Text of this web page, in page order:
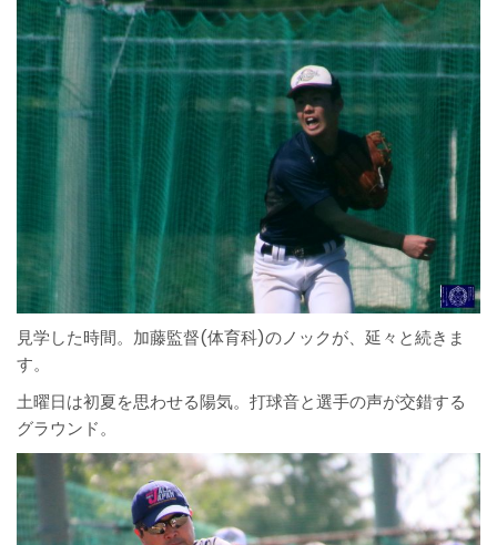
見学した時間。加藤監督(体育科)のノックが、延々と続きま
す。
土曜日は初夏を思わせる陽気。打球音と選手の声が交錯する
グラウンド。